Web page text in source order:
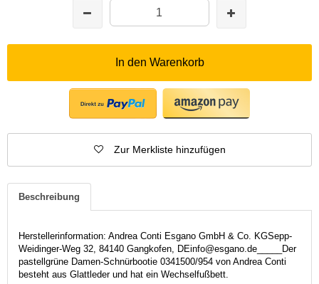
In den Warenkorb
Zur Merkliste hinzufügen
Beschreibung
Herstellerinformation: Andrea Conti Esgano GmbH & Co. KGSepp-
Weidinger-Weg 32, 84140 Gangkofen, DEinfo@esgano.de_____Der
pastellgrüne Damen-Schnürbootie 0341500/954 von Andrea Conti
besteht aus Glattleder und hat ein Wechselfußbett.